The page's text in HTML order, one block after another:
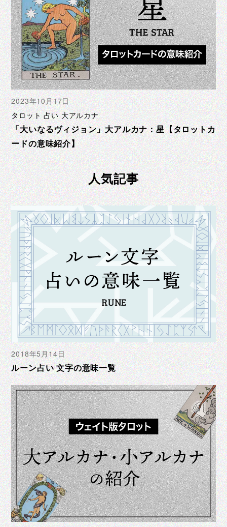
2023年10月17日
タロット 占い 大アルカナ
「大いなるヴィジョン」大アルカナ：星【タロットカ
ードの意味紹介】
人気記事
2018年5月14日
ルーン占い 文字の意味一覧